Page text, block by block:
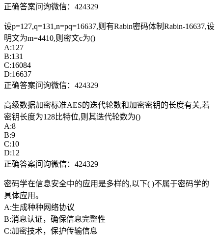
正确答案问询微信：424329
设p=127,q=131,n=pq=16637,则有Rabin密码体制Rabin-16637,设
明文为m=4410,则密文c为()
A:127
B:131
C:16084
D:16637
正确答案问询微信：424329
高级数据加密标准AES的迭代轮数和加密密钥的长度有关,若
密钥长度为128比特位,则其迭代轮数为()
A:8
B:9
C:10
D:12
正确答案问询微信：424329
密码学在信息安全中的应用是多样的,以下( )不属于密码学的
具体应用。
A:生成种种网络协议
B:消息认证，确保信息完整性
C:加密技术，保护传输信息